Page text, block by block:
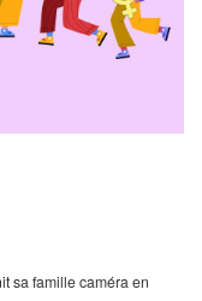
sa famille caméra en